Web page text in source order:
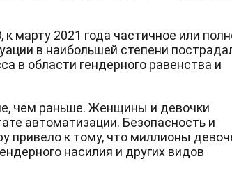
марту 2021 года частичное или
в наибольшей степени
в области гендерного равенства и
чем раньше. Женщины и девочки
автоматизации. Безопасность и
привело к тому, что миллионы
насилия и других видов
Будь в курсе
получать уведомления и новости STEM4ALL в
роста и расширения.